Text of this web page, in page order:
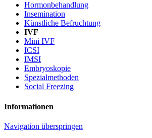
Hormonbehandlung
Insemination
Künstliche Befruchtung
IVF
Mini IVF
ICSI
IMSI
Embryoskopie
Spezialmethoden
Social Freezing
Informationen
Navigation überspringen